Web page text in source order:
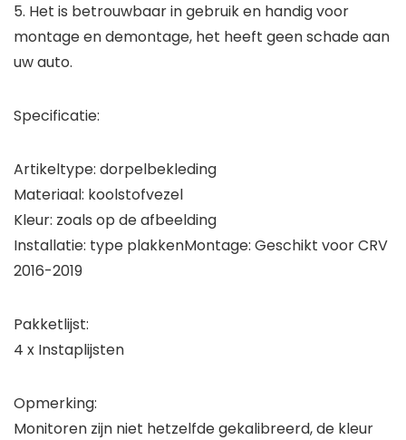
5. Het is betrouwbaar in gebruik en handig voor
montage en demontage, het heeft geen schade aan
uw auto.
Specificatie:
Artikeltype: dorpelbekleding
Materiaal: koolstofvezel
Kleur: zoals op de afbeelding
Installatie: type plakkenMontage: Geschikt voor CRV
2016-2019
Pakketlijst:
4 x Instaplijsten
Opmerking:
Monitoren zijn niet hetzelfde gekalibreerd, de kleur